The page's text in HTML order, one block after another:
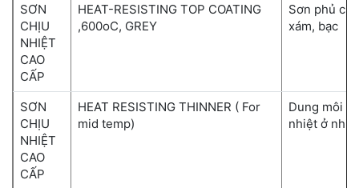
SƠN
CHỊU
NHIỆT
CAO
CẤP
HEAT-RESISTING TOP COATING
,600oC, GREY
Sơn phủ
xám, bạc
SƠN
CHỊU
NHIỆT
CAO
CẤP
HEAT RESISTING THINNER ( For
mid temp)
Dung môi
nhiệt ở